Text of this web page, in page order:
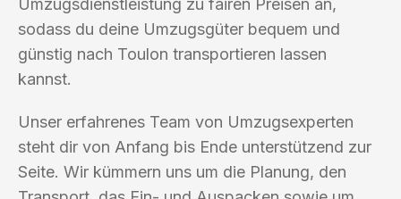
Umzugsdienstleistung zu fairen Preisen an,
sodass du deine Umzugsgüter bequem und
günstig nach Toulon transportieren lassen
kannst.
Unser erfahrenes Team von Umzugsexperten
steht dir von Anfang bis Ende unterstützend zur
Seite. Wir kümmern uns um die Planung, den